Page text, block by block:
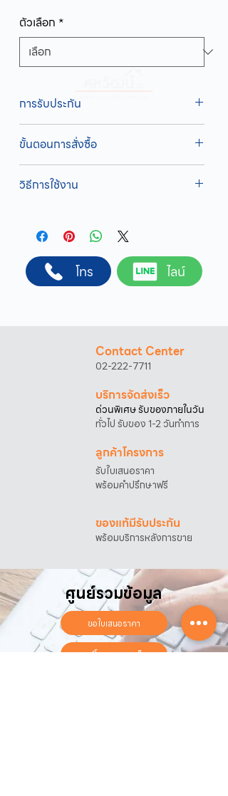
ตัวเลือก *
การรับประกัน
ขั้นตอนการสั่งซื้อ
ฝ่ายขายโดยตรง เพื่อความถูกต้องของข้อมูล
1. แคปหน้าจอสินค้า หรือคัดลอกลิงก์สินค้าที่
ต้องการ
2. ติดต่อเจ้าหน้าที่ฝ่ายขายทาง Line ID :
@sahawat
(มี @ ด้านหน้า)
3. แจ้งข้อความ“ขอใบเสนอราคา / สั่งซื้อสินค้า”
เงิน และประสานงานการจัดส่งให้เรียบร้อยค่ะ
วิธีการใช้งาน
2. เปลี่ยนน้ำมันเครื่องเมื่อใช้ 10 ชั่วโมงแรก และ
เปลี่ยนทุกๆ 50 ชั่วโมง
3. ปิดโช๊คอากาศ เมื่อเครื่องเย็นก่อนการสตาร์ท
4. เมื่อสตาร์ทติดแล้วให้เปิดโช๊คอากาศ
โทร ไลน์
Contact Center
02-222-7711
บริการจัดส่งเร็ว
ด่วนพิเศษ รับของภายในวัน
ทั่วไป รับของ 1-2 วันทำการ
ลูกค้าโครงการ
รับใบเสนอราคา
พร้อมคำปรึกษาฟรี
ของแท้มีรับประกัน
พร้อมบริการหลังการขาย
ศูนย์รวมข้อมูล
ขอใบเสนอราคา
ดาวน์โหลดแคตตาล็อก